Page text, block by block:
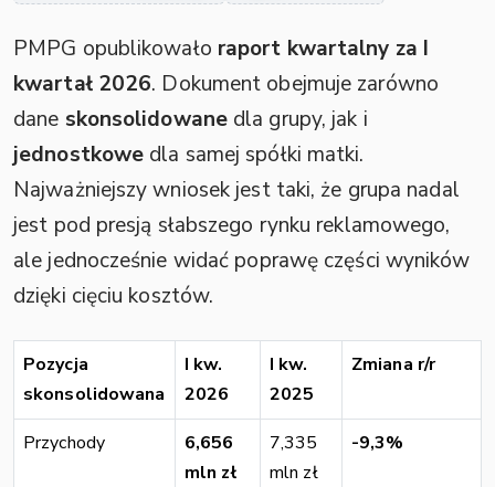
PMPG opublikowało raport kwartalny za I
kwartał 2026. Dokument obejmuje zarówno
dane skonsolidowanedla grupy, jak i
jednostkowe dla samej spółki matki.
Najważniejszy wniosek jest taki, że grupa nadal
jest pod presją słabszego rynku reklamowego,
ale jednocześnie widać poprawę części wyników
dzięki cięciu kosztów.
Pozycja
skonsolidowana
I kw.
2026
I kw.
2025
Zmiana r/r
Przychody
6,656
mln zł
7,335
mln zł
-9,3%